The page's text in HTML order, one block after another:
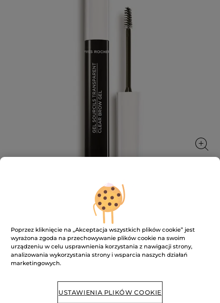
Transparentny żel do brwi
★★★★★
★★★★★
Brak
ocen
Transparentny
żel
do
brwi
DODAJ RECENZJĘ
Poprzez kliknięcie na „Akceptacja wszystkich plików cookie” jest
wyrażona zgoda na przechowywanie plików cookie na swoim
urządzeniu w celu usprawnienia korzystania z nawigacji strony,
analizowania wykorzystania strony i wsparcia naszych działań
marketingowych.
USTAWIENIA PLIKÓW COOKIE